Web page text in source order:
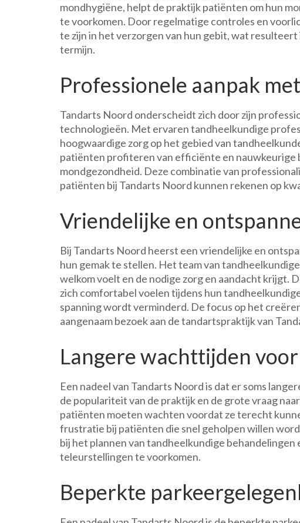
mondhygiëne, helpt de praktijk patiënten om hun
te voorkomen. Door regelmatige controles en
te zijn in het verzorgen van hun gebit, wat
termijn.
Professionele aanpak
Tandarts Noord onderscheidt zich door zijn
technologieën. Met ervaren tandheelkundige
hoogwaardige zorg op het gebied van
patiënten profiteren van efficiënte en nauwkeurige
mondgezondheid. Deze combinatie van
patiënten bij Tandarts Noord kunnen rekenen op
Vriendelijke en
Bij Tandarts Noord heerst een vriendelijke en
hun gemak te stellen. Het team van
welkom voelt en de nodige zorg en aandacht krijgt.
zich comfortabel voelen tijdens hun
spanning wordt verminderd. De focus op het
aangenaam bezoek aan de tandartspraktijk van
Langere wachttijden
Een nadeel van Tandarts Noord is dat er soms
de populariteit van de praktijk en de grote vraag
patiënten moeten wachten voordat ze terecht
frustratie bij patiënten die snel geholpen willen
bij het plannen van tandheelkundige behandelingen
teleurstellingen te voorkomen.
Beperkte